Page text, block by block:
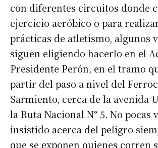
con diferentes circuitos donde
ejercicio aeróbico o para
prácticas de atletismo, algunos
siguen eligiendo hacerlo en el
Presidente Perón, en el tramo
partir del paso a nivel del
Sarmiento, cerca de la avenida
la Ruta Nacional N° 5. No pocas
insistido acerca del peligro
que se exponen quienes corren